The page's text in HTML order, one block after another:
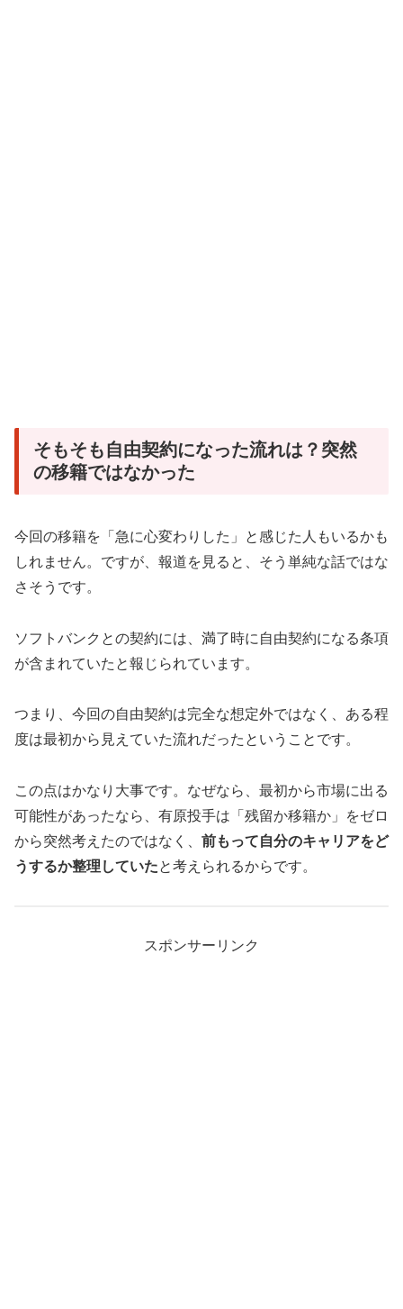
そもそも自由契約になった流れは？突然
の移籍ではなかった
今回の移籍を「急に心変わりした」と感じた人もいるかも
しれません。ですが、報道を見ると、そう単純な話ではな
さそうです。
ソフトバンクとの契約には、満了時に自由契約になる条項
が含まれていたと報じられています。
つまり、今回の自由契約は完全な想定外ではなく、ある程
度は最初から見えていた流れだったということです。
この点はかなり大事です。なぜなら、最初から市場に出る
可能性があったなら、有原投手は「残留か移籍か」をゼロ
から突然考えたのではなく、 前もって自分のキャリアをど
うするか整理していたと考えられるからです。
スポンサーリンク